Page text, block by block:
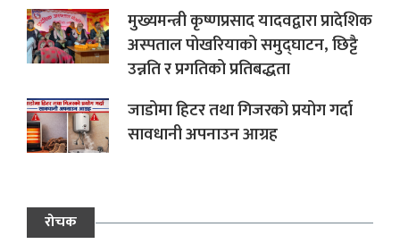
मुख्यमन्त्री कृष्णप्रसाद यादवद्वारा प्रादेशिक
अस्पताल पोखरियाको समुद्घाटन, छिट्टै
उन्नति र प्रगतिको प्रतिबद्धता
जाडोमा हिटर तथा गिजरको प्रयोग गर्दा
सावधानी अपनाउन आग्रह
रोचक